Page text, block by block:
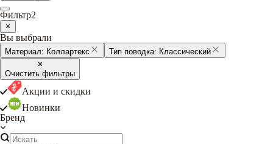
Фильтр2
Вы выбрали
Материал: Коллартекс Тип поводка: Классический
Очистить фильтры
Акции и скидки
Новинки
Бренд